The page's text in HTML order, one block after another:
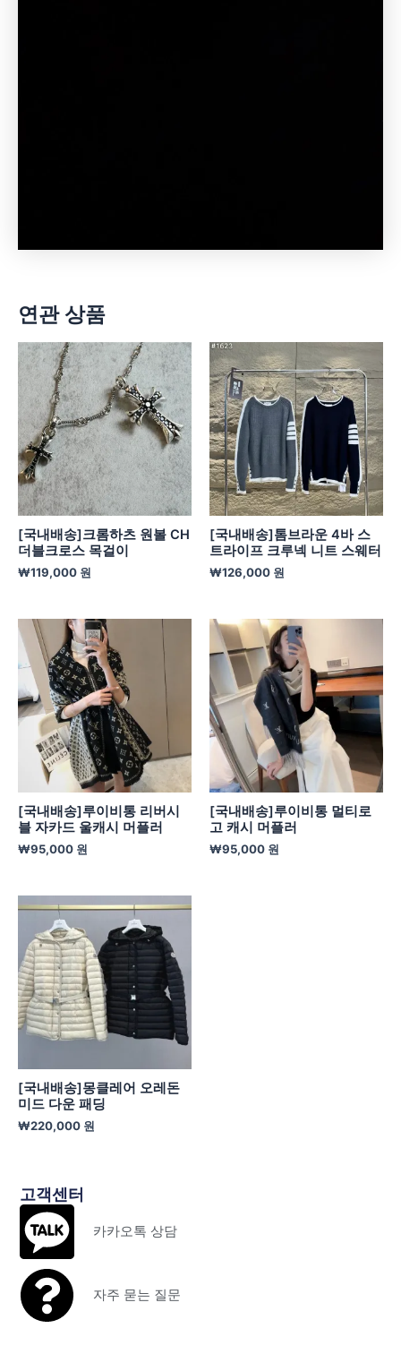
연관 상품
[국내배송]크롬하츠 원볼 CH
더블크로스 목걸이
₩119,000 원
[국내배송]톰브라운 4바 스
트라이프 크루넥 니트 스웨터
₩126,000 원
[국내배송]루이비통 리버시
블 자카드 울캐시 머플러
₩95,000 원
[국내배송]루이비통 멀티로
고 캐시 머플러
₩95,000 원
[국내배송]몽클레어 오레돈
미드 다운 패딩
₩220,000 원
고객센터
카카오톡 상담
자주 묻는 질문